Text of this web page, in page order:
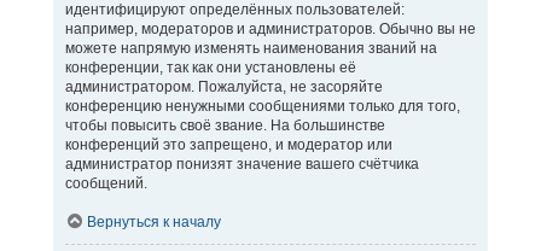
идентифицируют определённых пользователей:
например, модераторов и администраторов. Обычно вы не
можете напрямую изменять наименования званий на
конференции, так как они установлены её
администратором. Пожалуйста, не засоряйте
конференцию ненужными сообщениями только для того,
чтобы повысить своё звание. На большинстве
конференций это запрещено, и модератор или
администратор понизят значение вашего счётчика
сообщений.
Вернуться к началу